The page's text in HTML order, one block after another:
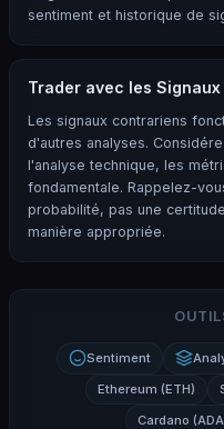
sentiment et historique de
Trader avec les
Les signaux contrariens
d'autres analyses.
l'analyse technique, les
fondamentale. Rappelez-
probabilité, pas une
manière appropriée.
Sentiment
Ethereum (ETH)
Cardano